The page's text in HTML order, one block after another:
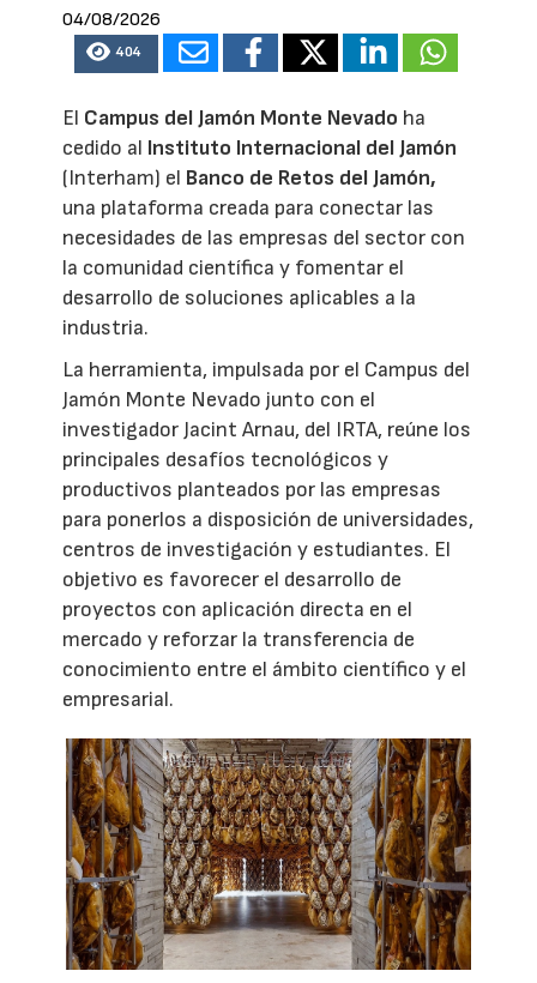
04/08/2026
404
El Campus del Jamón Monte Nevado ha
cedido al Instituto Internacional del Jamón
(Interham) el Banco de Retos del Jamón,
una plataforma creada para conectar las
necesidades de las empresas del sector con
la comunidad científica y fomentar el
desarrollo de soluciones aplicables a la
industria.
La herramienta, impulsada por el Campus del
Jamón Monte Nevado junto con el
investigador Jacint Arnau, del IRTA, reúne los
principales desafíos tecnológicos y
productivos planteados por las empresas
para ponerlos a disposición de universidades,
centros de investigación y estudiantes. El
objetivo es favorecer el desarrollo de
proyectos con aplicación directa en el
mercado y reforzar la transferencia de
conocimiento entre el ámbito científico y el
empresarial.